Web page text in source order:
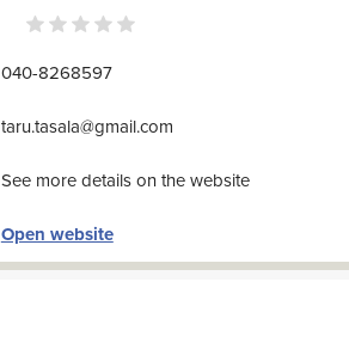
040-8268597
taru.tasala@gmail.com
See more details on the website
Open website